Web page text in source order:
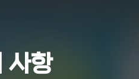
사항